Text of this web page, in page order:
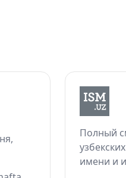
Полный
имени и